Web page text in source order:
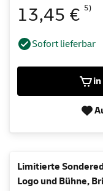
13,45 € 5)
Sofort lieferbar
Limitierte
Logo und Bühne,